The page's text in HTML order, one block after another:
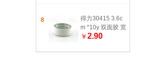
8
得力30415 3.6c
m *10y 双面胶 宽
双面胶带 普通型
￥2.90